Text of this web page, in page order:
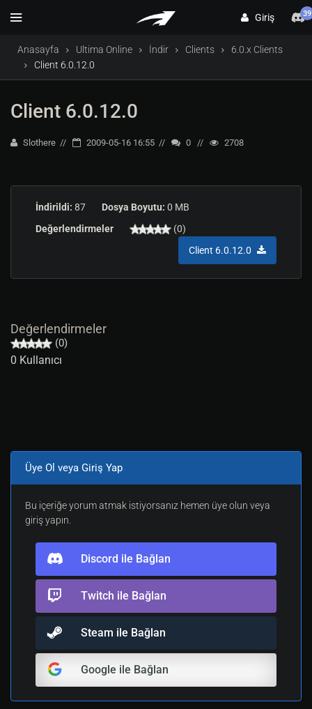
Giriş 39
Anasayfa Ultima Online İndir Clients
6.0.x Clients
Client 6.0.12.0
Client 6.0.12.0
Slothere 2009-05-16 16:55 0 2708
İndirildi: 87 Dosya Boyutu: 0 MB
Değerlendirmeler
(0)
Client 6.0.12.0
Değerlendirmeler
(0)
0 Kullanıcı
Üye Ol veya Giriş Yap
Bu içeriğe yorum atmak istiyorsanız hemen üye olun veya
giriş yapın.
Discord ile Bağlan
Twitch ile Bağlan
Steam ile Bağlan
Google ile Bağlan